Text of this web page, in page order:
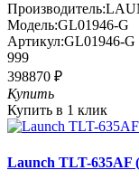
Производитель:
Модель:GL01946-G
Артикул:GL01946-G
999
398870 ₽
Купить
Купить в 1 клик
Launch TLT-635AF